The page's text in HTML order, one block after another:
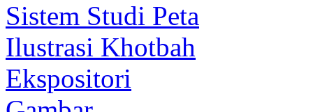
Sistem Studi Peta
Ilustrasi Khotbah
Ekspositori